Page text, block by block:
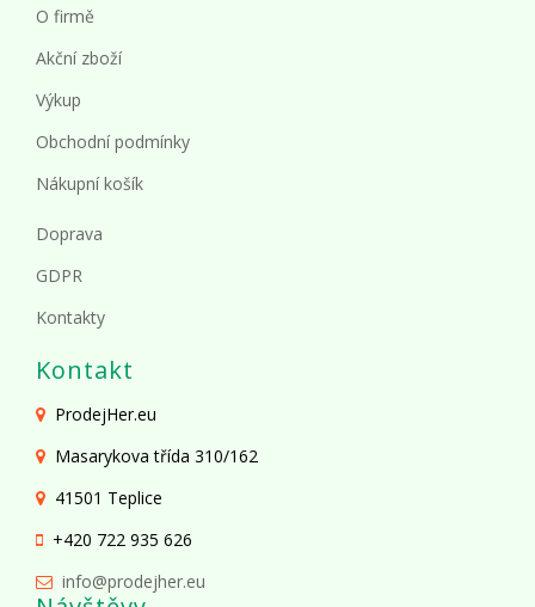
O firmě
Akční zboží
Výkup
Obchodní podmínky
Nákupní košík
Doprava
GDPR
Kontakty
Kontakt
ProdejHer.eu
Masarykova třída 310/162
41501 Teplice
+420 722 935 626
info@prodejher.eu